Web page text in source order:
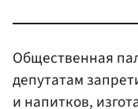
Общественная
депутатам
и напитков,